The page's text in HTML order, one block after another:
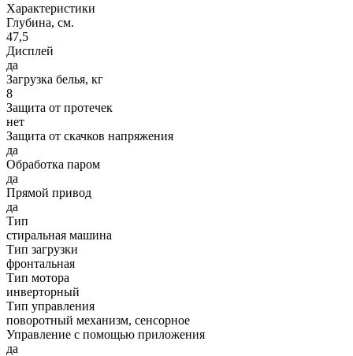
Характеристики
Глубина, см.
47,5
Дисплей
да
Загрузка белья, кг
8
Защита от протечек
нет
Защита от скачков напряжения
да
Обработка паром
да
Прямой привод
да
Тип
стиральная машина
Тип загрузки
фронтальная
Тип мотора
инверторный
Тип управления
поворотный механизм, сенсорное
Управление с помощью приложения
да